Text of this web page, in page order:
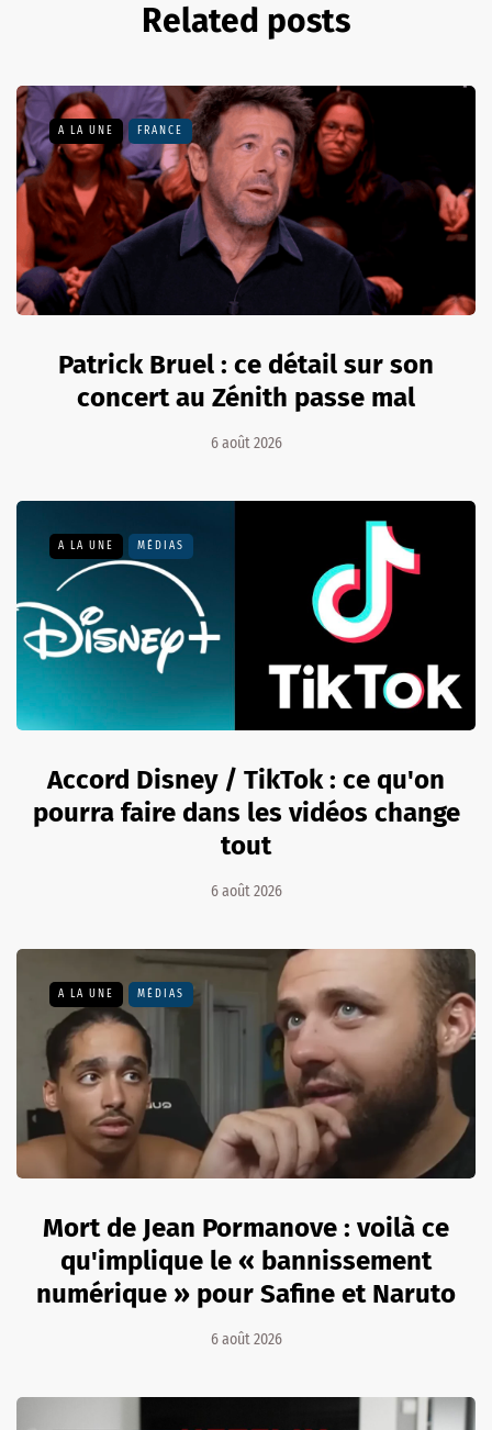
Related posts
A LA UNE FRANCE
Patrick Bruel : ce détail sur son
concert au Zénith passe mal
6 août 2026
A LA UNE MÉDIAS
Accord Disney / TikTok : ce qu'on
pourra faire dans les vidéos change
tout
6 août 2026
A LA UNE MÉDIAS
Mort de Jean Pormanove : voilà ce
qu'implique le « bannissement
numérique » pour Safine et Naruto
6 août 2026